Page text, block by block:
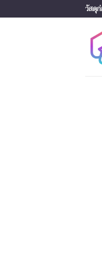
to
วัสดุ